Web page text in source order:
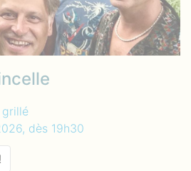
grillé
dès 19h30